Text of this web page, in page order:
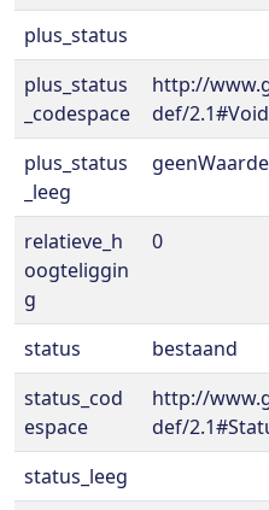
plus_status
plus_status
_codespace
http://
def/
plus_status
_leeg
geenWaarde
relatieve_h
oogteliggin
g
0
status
bestaand
status_cod
espace
http://
def/
status_leeg